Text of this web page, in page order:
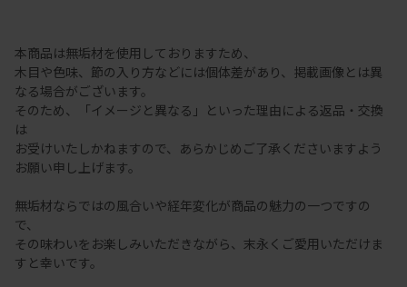
本商品は無垢材を使用しておりますため、
木目や色味、節の入り方などには個体差があり、掲載画像とは異
なる場合がございます。
そのため、「イメージと異なる」といった理由による返品・交換
は
お受けいたしかねますので、あらかじめご了承くださいますよう
お願い申し上げます。
無垢材ならではの風合いや経年変化が商品の魅力の一つですの
で、
その味わいをお楽しみいただきながら、末永くご愛用いただけま
すと幸いです。